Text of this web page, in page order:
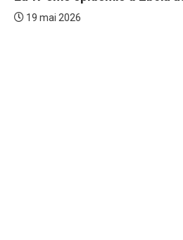
19 mai 2026